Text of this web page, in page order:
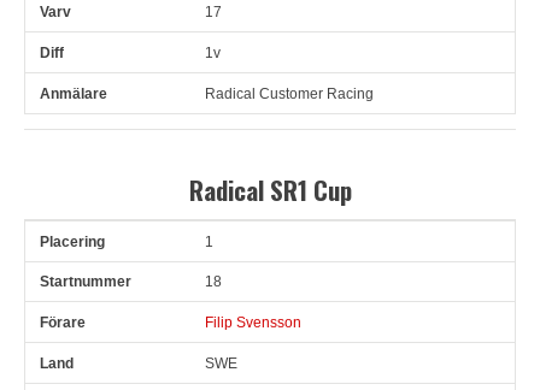
17
1v
Radical Customer Racing
Radical SR1 Cup
Pl Snr 1
18
Filip Svensson
SWE